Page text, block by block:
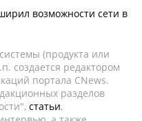
возможности сети в
(продукта или
создается редактором
портала CNews.
разделов
статьи,